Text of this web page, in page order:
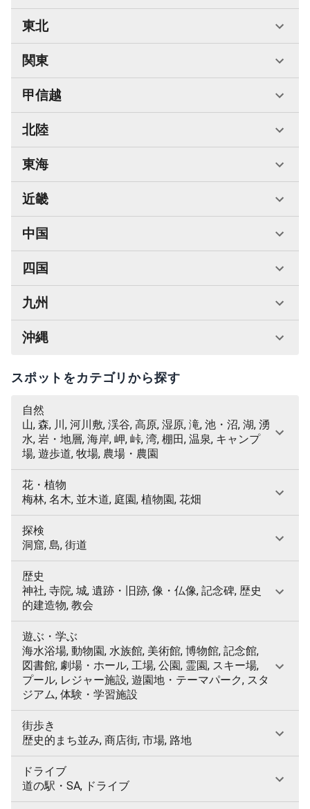
東北
関東
甲信越
北陸
東海
近畿
中国
四国
九州
沖縄
スポットをカテゴリから探す
自然
山, 森, 川, 河川敷, 渓谷, 高原, 湿原, 滝, 池・沼, 湖, 湧
水, 岩・地層, 海岸, 岬, 峠, 湾, 棚田, 温泉, キャンプ
場, 遊歩道, 牧場, 農場・農園
花・植物
梅林, 名木, 並木道, 庭園, 植物園, 花畑
探検
洞窟, 島, 街道
歴史
神社, 寺院, 城, 遺跡・旧跡, 像・仏像, 記念碑, 歴史
的建造物, 教会
遊ぶ・学ぶ
海水浴場, 動物園, 水族館, 美術館, 博物館, 記念館,
図書館, 劇場・ホール, 工場, 公園, 霊園, スキー場,
プール, レジャー施設, 遊園地・テーマパーク, スタ
ジアム, 体験・学習施設
街歩き
歴史的まち並み, 商店街, 市場, 路地
ドライブ
道の駅・SA, ドライブ